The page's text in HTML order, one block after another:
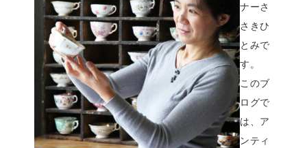
ナーさ
さきひ
とみで
す。
このブ
ログで
は、ア
ンティ